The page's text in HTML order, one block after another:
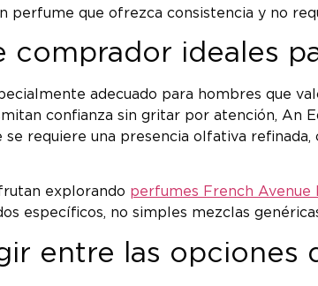
perfume que ofrezca consistencia y no
comprador ideales
adecuado para hombres que
confianza sin gritar por atención, An
se requiere una presencia olfativa
explorando perfumes French Avenue
específicos, no simples mezclas
entre las opciones